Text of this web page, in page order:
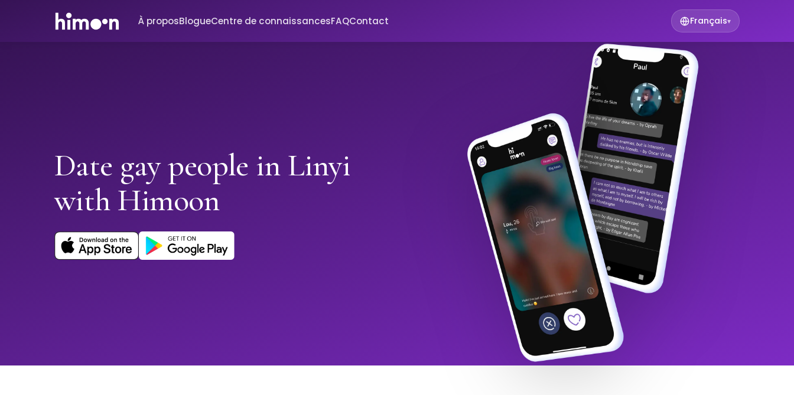
À proposBlogueCentre de connaissancesFAQContact Français▾
Date gay people in Linyi
with Himoon